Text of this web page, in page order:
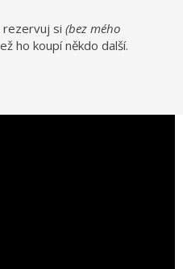
si (bez mého
ho koupí někdo další.